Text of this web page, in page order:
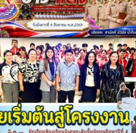
การจัดซื้อจัดจ้างหรือ
ประกาศต่างๆที่เกี่ยว
จัดหาพัสดุ
ความก้าวหน้าการจัด
รายงานผลการจัดซื้
ประจำปี
การป้องกันการทุจริต